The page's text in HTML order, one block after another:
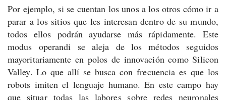
Por ejemplo, si se cuentan los unos a los otros cómo ir a
parar a los sitios que les interesan dentro de su mundo,
todos ellos podrán ayudarse más rápidamente. Este
modus operandi se aleja de los métodos seguidos
mayoritariamente en polos de innovación como Silicon
Valley. Lo que allí se busca con frecuencia es que los
robots imiten el lenguaje humano. En este campo hay
que situar todas las labores sobre redes neuronales